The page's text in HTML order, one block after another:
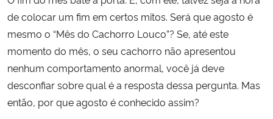
Gabinete de Segurança Institucional
de colocar um fim em certos mitos. Será que agosto é
mesmo o “Mês do Cachorro Louco”? Se, até este
momento do mês, o seu cachorro não apresentou
nenhum comportamento anormal, você já deve
desconfiar sobre qual é a resposta dessa pergunta. Mas
então, por que agosto é conhecido assim?